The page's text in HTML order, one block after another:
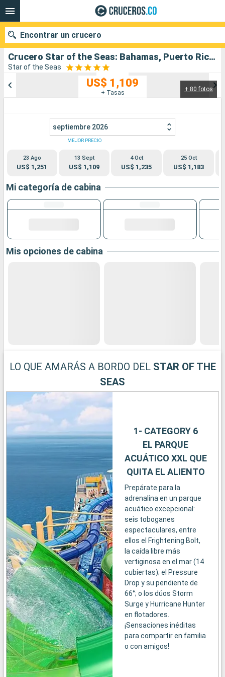
Crucero Star of the Seas: Bahamas, Puerto Rico, San Martín, Estados Unidos salida desde Puerto Canaveral
Star of the Seas
+ 80 fotos
US$ 1,109
+ Tasas
septiembre 2026
23 Ago
US$ 1,251
MEJOR PRECIO
13 Sept
US$ 1,109
4 Oct
US$ 1,235
25 Oct
US$ 1,183
Mi categoría de cabina
Mis opciones de cabina
LO QUE AMARÁS A BORDO DEL STAR OF THE
SEAS
1- CATEGORY 6
EL PARQUE
ACUÁTICO XXL QUE
QUITA EL ALIENTO
Prepárate para la
adrenalina en un parque
acuático excepcional:
seis toboganes
espectaculares, entre
ellos el Frightening Bolt,
la caída libre más
vertiginosa en el mar (14
cubiertas); el Pressure
Drop y su pendiente de
66°; o los dúos Storm
Surge y Hurricane Hunter
en flotadores.
¡Sensaciones inéditas
para compartir en familia
o con amigos!
Encontrar un crucero
Compañías
Buscar